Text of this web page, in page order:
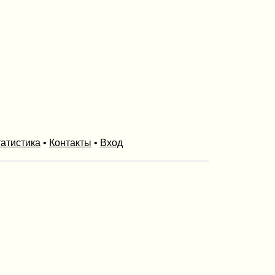
• Контакты • Вход